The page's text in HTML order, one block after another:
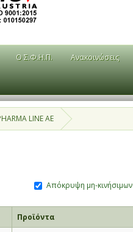
Ο Σ.Φ.Η.Π. Ανακοινώσεις
LINE AE
Απόκρυψη μη-κινήσιμων
Προϊόντα